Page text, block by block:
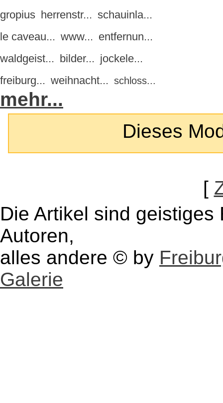
gropius herrenstr... schauinla...
le caveau... www... entfernun...
waldgeist... bilder... jockele...
freiburg... weihnacht... schloss...
mehr...
Dieses
[
Die Artikel sind
Autoren,
alles andere © by
Galerie